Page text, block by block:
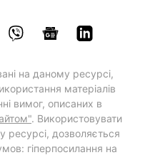
на даному ресурсі,
матеріалів
вимог, описаних в
. Використовувати
ресурсі, дозволяється
гіперпосилання на